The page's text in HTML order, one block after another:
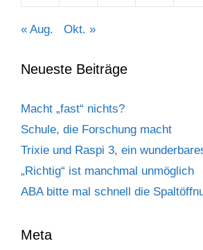
« Aug. Okt. »
Neueste Beiträge
Macht „fast“ nichts?
Schule, die Forschung macht
Trixie und Raspi 3, ein
„Richtig“ ist manchmal unmöglich
ABA bitte mal schnell die
Meta